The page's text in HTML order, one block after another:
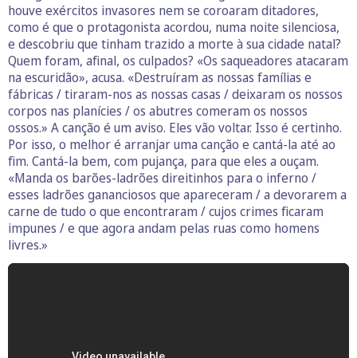
houve exércitos invasores nem se coroaram ditadores,
como é que o protagonista acordou, numa noite silenciosa,
e descobriu que tinham trazido a morte à sua cidade natal?
Quem foram, afinal, os culpados? «Os saqueadores atacaram
na escuridão», acusa. «Destruíram as nossas famílias e
fábricas / tiraram-nos as nossas casas / deixaram os nossos
corpos nas planícies / os abutres comeram os nossos
ossos.» A canção é um aviso. Eles vão voltar. Isso é certinho.
Por isso, o melhor é arranjar uma canção e cantá-la até ao
fim. Cantá-la bem, com pujança, para que eles a ouçam.
«Manda os barões-ladrões direitinhos para o inferno /
esses ladrões gananciosos que apareceram / a devorarem a
carne de tudo o que encontraram / cujos crimes ficaram
impunes / e que agora andam pelas ruas como homens
livres.»